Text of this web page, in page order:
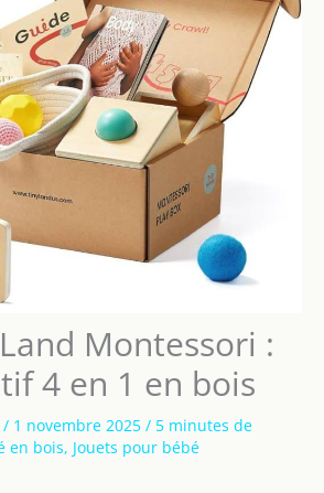
Montessori :
4 en 1 en bois
/ 1 novembre 2025 / 5 minutes de
en bois, Jouets pour bébé